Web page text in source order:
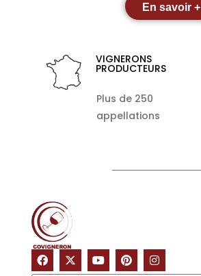
En savoir +
VIGNERONS
PRODUCTEURS
Plus de 250
appellations